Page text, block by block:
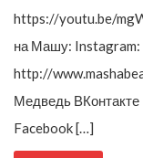
https://youtu.be/
на Машу:
http://
Медведь
Facebook […]